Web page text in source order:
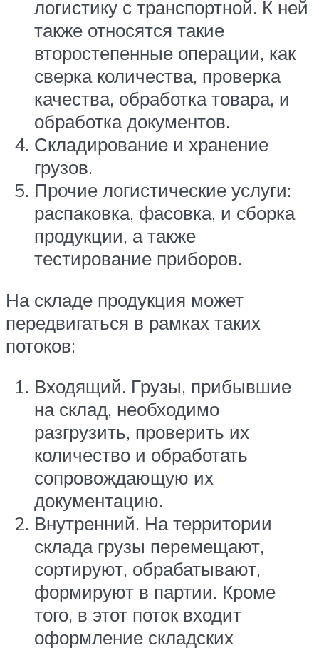
логистику с транспортной. К ней
также относятся такие
второстепенные операции, как
сверка количества, проверка
качества, обработка товара, и
обработка документов.
Складирование и хранение
грузов.
Прочие логистические услуги:
распаковка, фасовка, и сборка
продукции, а также
тестирование приборов.
На складе продукция может
передвигаться в рамках таких
потоков:
Входящий. Грузы, прибывшие
на склад, необходимо
разгрузить, проверить их
количество и обработать
сопровождающую их
документацию.
Внутренний. На территории
склада грузы перемещают,
сортируют, обрабатывают,
формируют в партии. Кроме
того, в этот поток входит
оформление складских